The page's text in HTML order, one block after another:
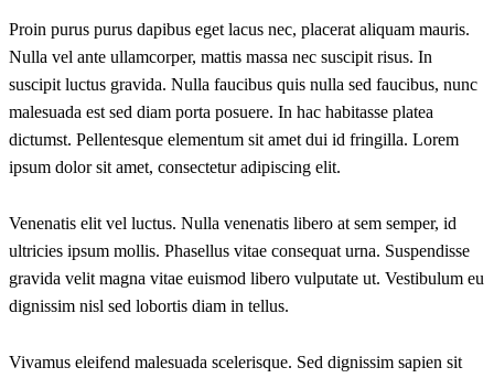
Proin purus purus dapibus eget lacus nec, placerat aliquam mauris.
Nulla vel ante ullamcorper, mattis massa nec suscipit risus. In
suscipit luctus gravida. Nulla faucibus quis nulla sed faucibus, nunc
malesuada est sed diam porta posuere. In hac habitasse platea
dictumst. Pellentesque elementum sit amet dui id fringilla. Lorem
ipsum dolor sit amet, consectetur adipiscing elit.
Venenatis elit vel luctus. Nulla venenatis libero at sem semper, id
ultricies ipsum mollis. Phasellus vitae consequat urna. Suspendisse
gravida velit magna vitae euismod libero vulputate ut. Vestibulum eu
dignissim nisl sed lobortis diam in tellus.
Vivamus eleifend malesuada scelerisque. Sed dignissim sapien sit